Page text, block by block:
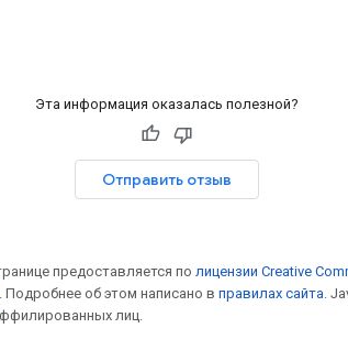
Эта информация оказалась полезной?
Отправить отзыв
предоставляется по лицензии Creative
. Подробнее об этом написано в правилах сайта .
лиц.